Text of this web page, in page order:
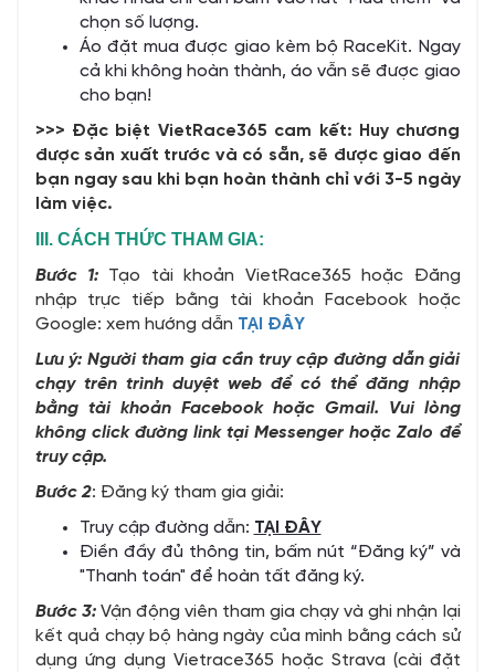
chọn số lượng.
Áo đặt mua được giao kèm bộ RaceKit. Ngay
cả khi không hoàn thành, áo vẫn sẽ được giao
cho bạn!
>>> Đặc biệt VietRace365 cam kết: Huy chương
được sản xuất trước và có sẵn, sẽ được giao đến
bạn ngay sau khi bạn hoàn thành chỉ với 3-5 ngày
làm việc.
III. CÁCH THỨC THAM GIA:
Bước 1: Tạo tài khoản VietRace365 hoặc Đăng
nhập trực tiếp bằng tài khoản Facebook hoặc
Google: xem hướng dẫn TẠI ĐÂY
Lưu ý: Người tham gia cần truy cập đường dẫn giải
chạy trên trình duyệt web để có thể đăng nhập
bằng tài khoản Facebook hoặc Gmail. Vui lòng
không click đường link tại Messenger hoặc Zalo để
truy cập.
Bước 2: Đăng ký tham gia giải:
Truy cập đường dẫn: TẠI ĐÂY
Điền đầy đủ thông tin, bấm nút “Đăng ký” và
"Thanh toán" để hoàn tất đăng ký.
Bước 3:Vận động viên tham gia chạy và ghi nhận lại
kết quả chạy bộ hàng ngày của mình bằng cách sử
dụng ứng dụng Vietrace365 hoặc Strava (cài đặt